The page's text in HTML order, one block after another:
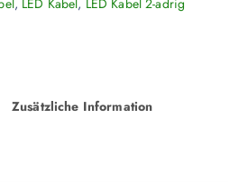
Zusätzliche Information